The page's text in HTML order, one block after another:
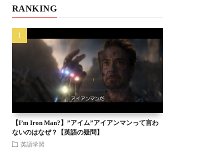
RANKING
【I’m Iron Man?】”アイム”アイアンマンって言わ
ないのはなぜ？【英語の疑問】
英語学習